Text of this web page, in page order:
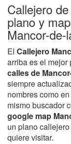
Callejero
plano y
Mancor-de-
El Callejero
arriba es el mejor
calles de
siempre
nombres como
mismo buscador
google map
un plano
quiere visitar.